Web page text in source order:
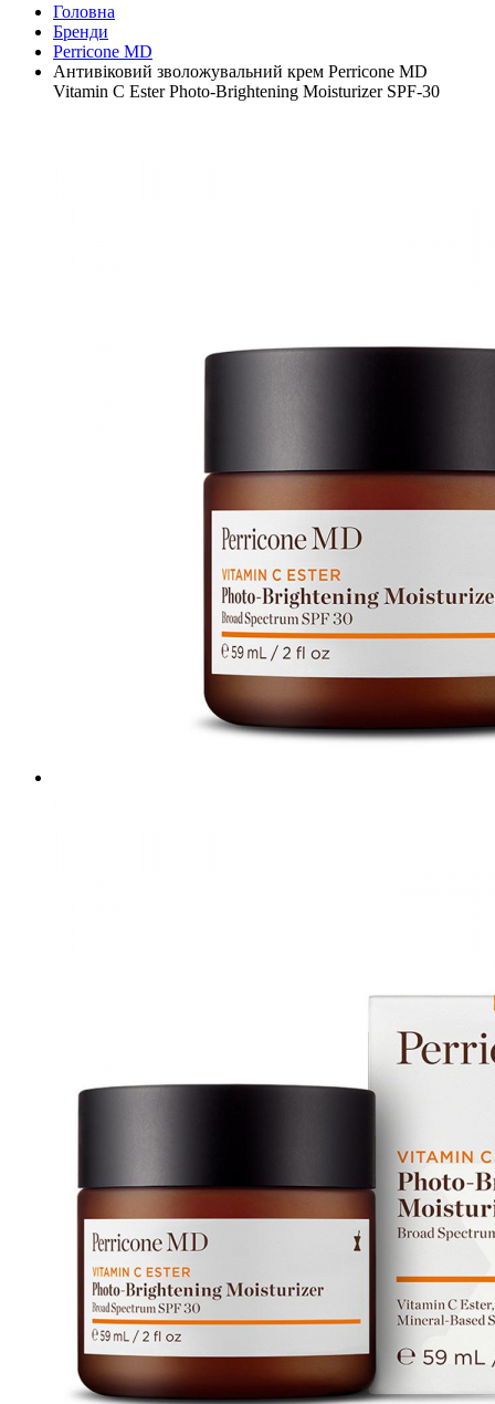
Головна
Бренди
Perricone MD
Антивіковий зволожувальний крем Perricone MD
Vitamin C Ester Photo-Brightening Moisturizer SPF-30